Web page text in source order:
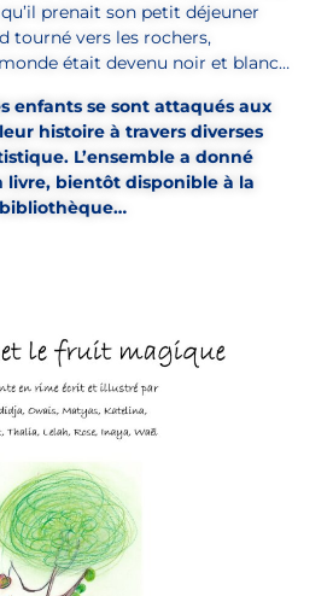
prenait son petit déjeuner
tourné vers les rochers,
était devenu noir et blanc…
enfants se sont attaqués aux
histoire à travers diverses
L’ensemble a donné
livre, bientôt disponible à la
bibliothèque…